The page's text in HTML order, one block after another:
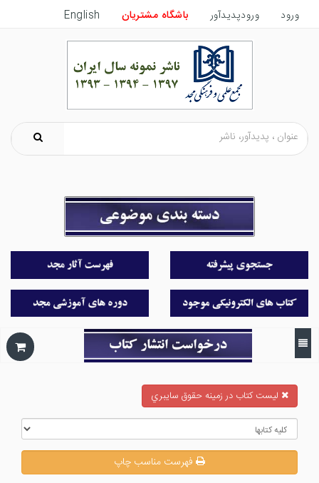
ورود ورودپدیدآور باشگاه مشتریان English
ليست كتاب در زمينه حقوق سايبري
فهرست مناسب چاپ